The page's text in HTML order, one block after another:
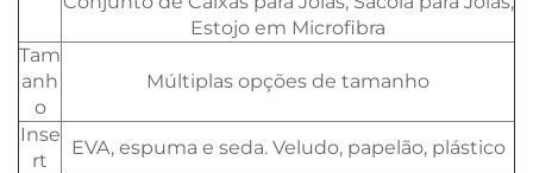
Estojo em Microfibra
Tam
anh
o
Múltiplas opções de tamanho
Inse
rt
EVA, espuma e seda. Veludo, papelão, plástico